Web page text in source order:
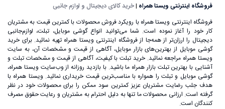
فروشگاه اینترنتی ویستا همراه |خرید کالای دیجیتال و لوازم جانبی
فروشگاه اینترنتی ویستا همراه با رویکرد فروش محصولات با کمترین قیمت به مشتریان
کار خود را آغاز نموده است. شما می‌توانید انواع گوشی موبایل، تبلت، لوازم‌جانبی
دیجیتال را ارزان‌تر از همه‌جا از فروشگاه اینترنتی ویستا همراه تهیه نمائید. برای خرید
گوشی موبایل از بهترین‌های بازار موبایل، آگاهی از قیمت و مشخصات آن، به ‌سایت
ویستا همراه مراجعه نمائید. خرید تبلت با کیفیت، آگاهی از قیمت و مشخصات تبلت و
آشنایی با بهترین تبلت بازار همراه ما باشید. با بازدید روزانه از وب‌سایت ویستا همراه،
گوشی موبایل و تبلت را همواره با مناسب‌ترین قیمت خریداری نمائید. ویستا همراه با
هدف جلب رضایت مشتریان عزیز کمترین سود ممکن را برای محصولات خود در نظر
گرفته است. ارزانی محصولات ما تنها به دلیل احترام به مشتریان و رعایت حقوق مصرف
کنندگان است.